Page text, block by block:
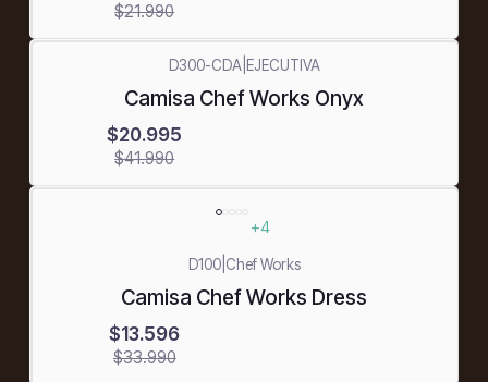
$21.990
D300-CDA| EJECUTIVA
Camisa Chef Works Onyx
$20.995
$41.990
+4
D100| Chef Works
Camisa Chef Works Dress
$13.596
$33.990